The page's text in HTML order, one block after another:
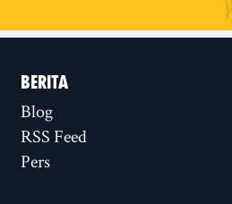
BERITA
Blog
RSS Feed
Pers